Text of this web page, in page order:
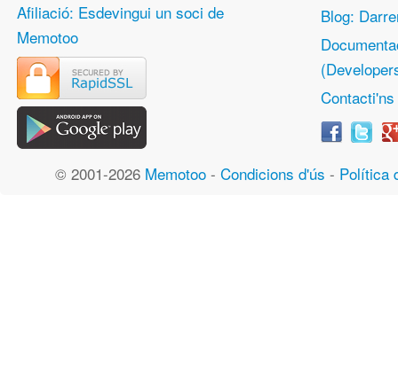
Afiliació: Esdevingui un soci de
Memotoo
Blog:
Contacti'ns
© 2001-2026 Memotoo - Condicions d'ús - Política